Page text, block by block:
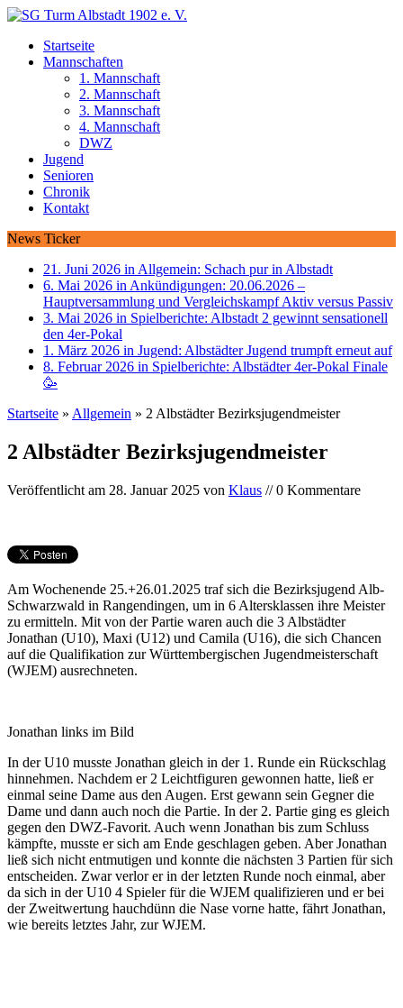
Startseite
Mannschaften
1. Mannschaft
2. Mannschaft
3. Mannschaft
4. Mannschaft
DWZ
Jugend
Senioren
Chronik
Kontakt
News Ticker
21. Juni 2026 in Allgemein: Schach pur in Albstadt
6. Mai 2026 in Ankündigungen: 20.06.2026 –
Hauptversammlung und Vergleichskampf Aktiv versus Passiv
3. Mai 2026 in Spielberichte: Albstadt 2 gewinnt sensationell
den 4er-Pokal
1. März 2026 in Jugend: Albstädter Jugend trumpft erneut auf
8. Februar 2026 in Spielberichte: Albstädter 4er-Pokal Finale
🥳
Startseite » Allgemein » 2 Albstädter Bezirksjugendmeister
2 Albstädter Bezirksjugendmeister
Veröffentlicht am 28. Januar 2025 von Klaus // 0 Kommentare
Am Wochenende 25.+26.01.2025 traf sich die Bezirksjugend Alb-
Schwarzwald in Rangendingen, um in 6 Altersklassen ihre Meister
zu ermitteln. Mit von der Partie waren auch die 3 Albstädter
Jonathan (U10), Maxi (U12) und Camila (U16), die sich Chancen
auf die Qualifikation zur Württembergischen Jugendmeisterschaft
(WJEM) ausrechneten.
Jonathan links im Bild
In der U10 musste Jonathan gleich in der 1. Runde ein Rückschlag
hinnehmen. Nachdem er 2 Leichtfiguren gewonnen hatte, ließ er
einmal seine Dame aus den Augen. Erst gewann sein Gegner die
Dame und dann auch noch die Partie. In der 2. Partie ging es gleich
gegen den DWZ-Favorit. Auch wenn Jonathan bis zum Schluss
kämpfte, musste er sich am Ende geschlagen geben. Aber Jonathan
ließ sich nicht entmutigen und konnte die nächsten 3 Partien für sich
entscheiden. Zwar verlor er in der letzten Runde noch einmal, aber
da sich in der U10 4 Spieler für die WJEM qualifizieren und er bei
der Zweitwertung hauchdünn die Nase vorne hatte, fährt Jonathan,
wie bereits letztes Jahr, zur WJEM.